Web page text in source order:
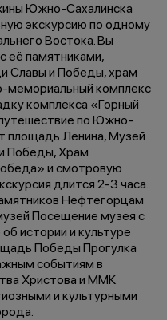
Южно-Сахалинска
экскурсию по одному
Востока. Вы
её памятниками,
Славы и Победы, храм
мемориальный комплекс
комплекса «Горный
по Южно-
площадь Ленина, Музей
Победы, Храм
и смотровую
длится 2-3 часа.
Нефтегорцам
Посещение музея с
истории и культуре
Победы Прогулка
событиям в
Христова и ММК
и культурными